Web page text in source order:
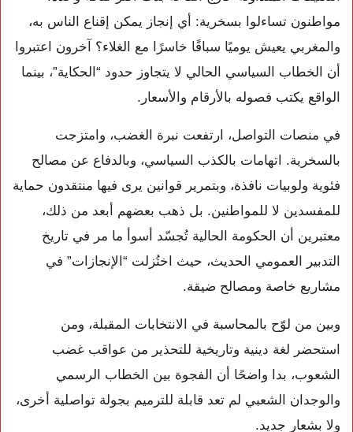
مواطنون تساءلوا بسخرية: أي إنجاز يمكن إقناع الناس به،
والمغربي يعيش يوميًا سباقًا خاسرًا مع الغلاء؟ آخرون اعتبروا
أن الخطاب السياسي الحالي لا يتجاوز حدود “الحكاية”، بينما
الواقع يكتب فصوله بالأرقام والأسعار.
في منصات التواصل، ارتفعت نبرة الغضب، وامتزجت
بالسخرية. اتهامات بالكذب السياسي، وبالدفاع عن مصالح
فئوية ولوبيات نافذة، وبتمرير قوانين يرى فيها منتقدون حماية
للمفسدين لا للمواطنين. بل ذهب بعضهم أبعد من ذلك،
معتبرين أن الحكومة الحالية تُجسّد أسوأ ما مر في تاريخ
التدبير العمومي الحديث، حيث اختُزلت “الإنجازات” في
مشاريع خاصة ومصالح ضيقة.
وبين من لوّح بالمحاسبة في الانتخابات المقبلة، ومن
استحضر لغة دينية وتاريخية للتحذير من عواقب غضب
الشعوب، بدا واضحًا أن الفجوة بين الخطاب الرسمي
والوجدان الشعبي لم تعد قابلة للترميم بجولة تواصلية أخرى،
ولا بشعار جديد.